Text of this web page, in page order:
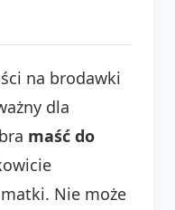
na brodawki
dla
maść do
Nie może